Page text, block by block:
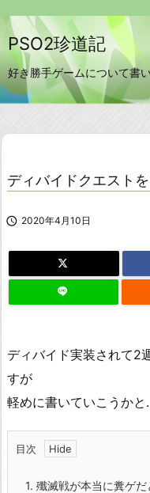
PSO2珍道記
好き勝手ゲームについて書
ディバイドクエスト
 2020年4月10日
ディバイド実装されて2
すが
軽めに書いていこうか
目次
1. 殲滅戦が本当に糞ゲだ